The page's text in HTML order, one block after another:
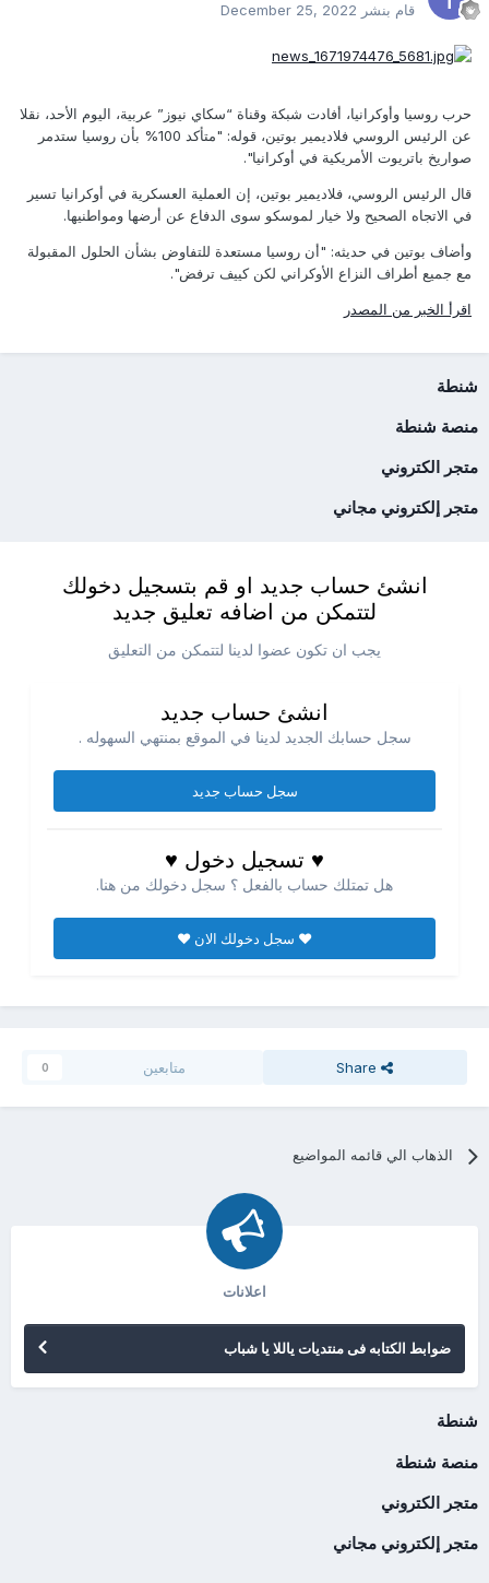
قام بنشر December 25, 2022
حرب روسيا وأوكرانيا، أفادت شبكة وقناة “سكاي نيوز” عربية، اليوم الأحد، نقلا
عن الرئيس الروسي فلاديمير بوتين، قوله: "متأكد 100% بأن روسيا ستدمر
صواريخ باتريوت الأمريكية في أوكرانيا".
قال الرئيس الروسي، فلاديمير بوتين، إن العملية العسكرية في أوكرانيا تسير
في الاتجاه الصحيح ولا خيار لموسكو سوى الدفاع عن أرضها ومواطنيها.
وأضاف بوتين في حديثه: "أن روسيا مستعدة للتفاوض بشأن الحلول المقبولة
مع جميع أطراف النزاع الأوكراني لكن كييف ترفض".
اقرأ الخبر من المصدر
شنطة
منصة شنطة
متجر الكتروني
متجر إلكتروني مجاني
انشئ حساب جديد او قم بتسجيل دخولك
لتتمكن من اضافه تعليق جديد
يجب ان تكون عضوا لدينا لتتمكن من التعليق
انشئ حساب جديد
سجل حسابك الجديد لدينا في الموقع بمنتهي السهوله .
سجل حساب جديد
♥ تسجيل دخول ♥
هل تمتلك حساب بالفعل ؟ سجل دخولك من هنا.
♥ سجل دخولك الان ♥
Share متابعين 0
الذهاب الي قائمه المواضيع
اعلانات
ضوابط الكتابه فى منتديات ياللا يا شباب
شنطة
منصة شنطة
متجر الكتروني
متجر إلكتروني مجاني